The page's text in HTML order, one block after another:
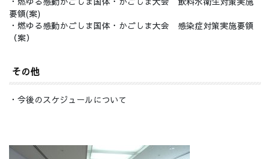
要領(案)
・燃ゆる感動かごしま国体・かごしま大会 感染症対策実施要領
（案）
その他
・今後のスケジュールについて